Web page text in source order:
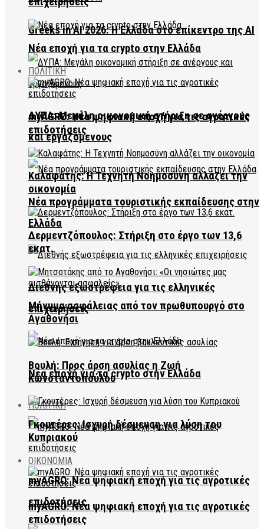
Greeks in AI 2026: Η Ελλάδα στο επίκεντρο της AI
ΔΥΠΑ: Μεγάλη οικονομική στήριξη σε ανέργους
και εργαζόμενους
Νέα προγράμματα τουριστικής εκπαίδευσης στην
Ελλάδα
Διεθνής εξωστρέφεια για τις ελληνικές
επιχειρήσεις
Νέα εποχή για τα crypto στην Ελλάδα
ΠΟΛΙΤΙΚΗ
myAGRO: Νέα ψηφιακή εποχή για τις αγροτικές
επιδοτήσεις
Νέα εποχή για τα crypto στην Ελλάδα
ΠΟΛΙΤΙΚΗ
myAGRO: Νέα ψηφιακή εποχή για τις αγροτικές
επιδοτήσεις
Καλαφάτης: Η Τεχνητή Νοημοσύνη αλλάζει την
οικονομία
Δερμεντζόπουλος: Στήριξη στο έργο των 13,6
εκατ.
Μήνυμα ασφάλειας από τον πρωθυπουργό στο
Αγαθονήσι
Βουλή: Προς άρση ασυλίας η Ζωή
Κωνσταντοπούλου
Γκουτέρες: Ισχυρή δέσμευση για λύση του
Κυπριακού
ΟΙΚΟΝΟΜΙΑ
myAGRO: Νέα ψηφιακή εποχή για τις αγροτικές
επιδοτήσεις